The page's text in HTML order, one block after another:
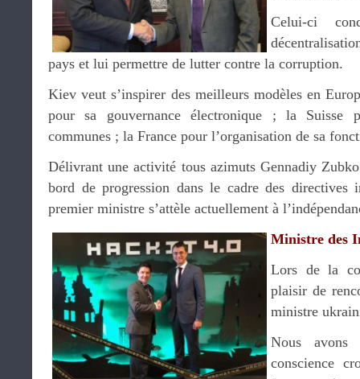
Celui-ci
pays et lui permettre de lutter contre la corruption.
Kiev veut s’inspirer des meilleurs modèles en
pour sa gouvernance électronique ; la Suisse
communes ; la France pour l’organisation de sa
Délivrant une activité tous azimuts Gennadiy
bord de progression dans le cadre des directives
premier ministre s’attèle actuellement à
Ministre des
Lors de la
plaisir de
ministre
Nous
conscience